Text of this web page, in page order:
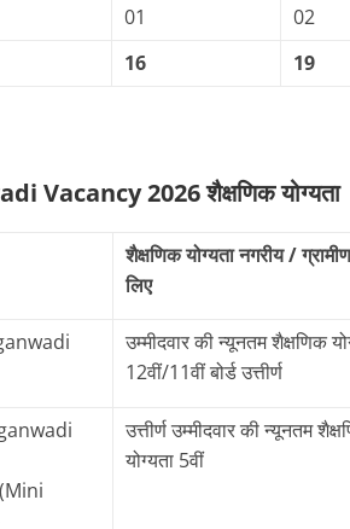
01 02
16 19
Vacancy 2026 शैक्षणिक योग्यता
शैक्षणिक योग्यता नगरीय /
लिए
उम्मीदवार की न्यूनतम शैक्षणिक
12वीं/11वीं बोर्ड उत्तीर्ण
(Mini
उत्तीर्ण उम्मीदवार की न्यूनतम
योग्यता 5वीं